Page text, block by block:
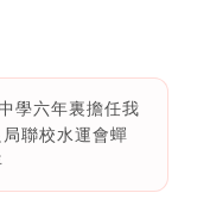
學六年裏擔任我
聯校水運會蟬